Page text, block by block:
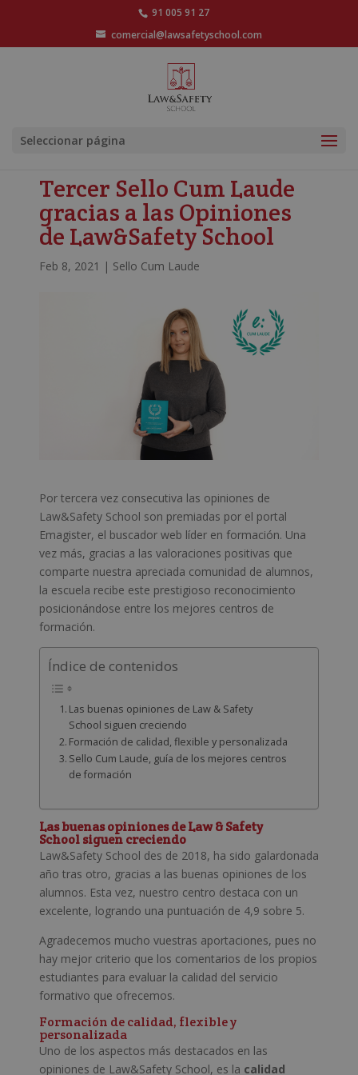
91 005 91 27
comercial@lawsafetyschool.com
Seleccionar página
Tercer Sello Cum Laude
gracias a las Opiniones
de Law&Safety School
Feb 8, 2021 | Sello Cum Laude
Por tercera vez consecutiva las opiniones de
Law&Safety School son premiadas por el portal
Emagister, el buscador web líder en formación. Una
vez más, gracias a las valoraciones positivas que
comparte nuestra apreciada comunidad de alumnos,
la escuela recibe este prestigioso reconocimiento
posicionándose entre los mejores centros de
formación.
Índice de contenidos
Las buenas opiniones de Law & Safety
School siguen creciendo
Formación de calidad, flexible y personalizada
Sello Cum Laude, guía de los mejores centros
de formación
Las buenas opiniones de Law & Safety
School siguen creciendo
Law&Safety School des de 2018, ha sido galardonada
año tras otro, gracias a las buenas opiniones de los
alumnos. Esta vez, nuestro centro destaca con un
excelente, logrando una puntuación de 4,9 sobre 5.
Agradecemos mucho vuestras aportaciones, pues no
hay mejor criterio que los comentarios de los propios
estudiantes para evaluar la calidad del servicio
formativo que ofrecemos.
Formación de calidad, flexible y
personalizada
Uno de los aspectos más destacados en las
opiniones de Law&Safety School, es la calidad